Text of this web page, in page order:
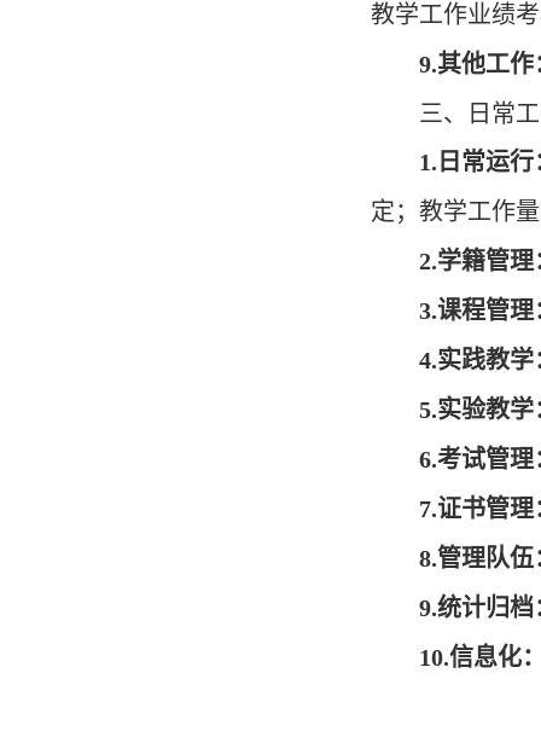
教学工作业绩
9.其他工作
三、日常
1. 日常运行
定； 教学工作
2.学籍管理
3.课程管理
4.实践教学
5.实验教学
6.考试管理
7.证书管理
8.管理队伍
9.统计归档
10.信息化